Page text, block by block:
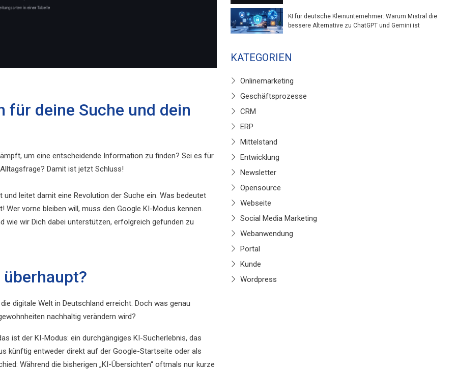
für deine Suche und dein
um eine entscheidende Information zu finden? Sei es für
Damit ist jetzt Schluss!
leitet damit eine Revolution der Suche ein. Was bedeutet
Wer vorne bleiben will, muss den Google KI-Modus kennen.
wie wir Dich dabei unterstützen, erfolgreich gefunden zu
digitale Welt in Deutschland erreicht. Doch was genau
nachhaltig verändern wird?
ist der KI-Modus: ein durchgängiges KI-Sucherlebnis, das
künftig entweder direkt auf der Google-Startseite oder als
Während die bisherigen „KI-Übersichten“ oftmals nur kurze
KI für deutsche Kleinunternehmer: Warum Mistral die
bessere Alternative zu ChatGPT und Gemini ist
KATEGORIEN
Onlinemarketing
Geschäftsprozesse
CRM
ERP
Mittelstand
Entwicklung
Newsletter
Opensource
Webseite
Social Media Marketing
Webanwendung
Portal
Kunde
Wordpress